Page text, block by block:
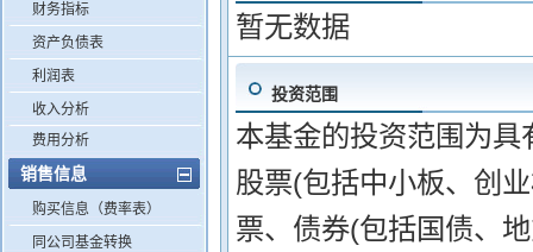
财务指标
资产负债表
利润表
收入分析
费用分析
销售信息
购买信息（费率表）
同公司基金转换
暂无数据
投资范围
本基金的投资范围为
股票(包括中小板、创
票、债券(包括国债、